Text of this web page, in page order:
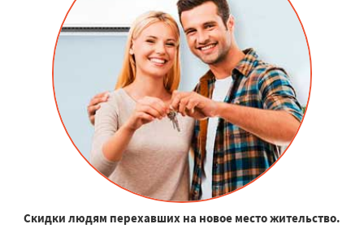
Скидки людям перехавших на новое место жительство.